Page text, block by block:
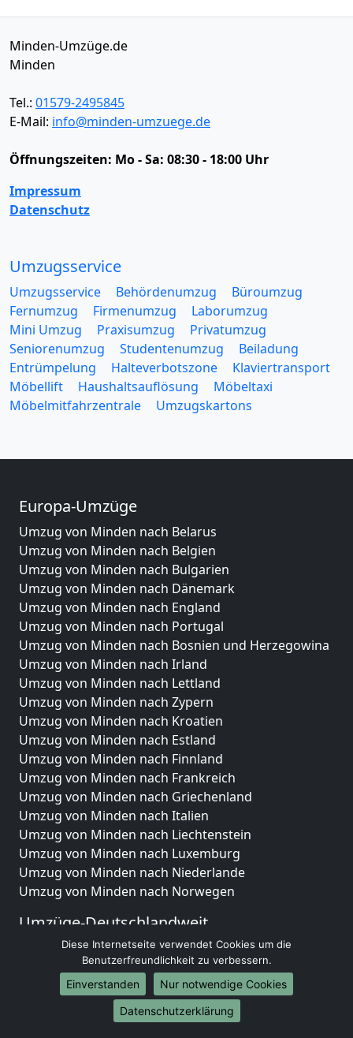
Minden-Umzüge.de
Minden
Tel.: 01579-2495845
E-Mail: info@minden-umzuege.de
Öffnungszeiten: Mo - Sa: 08:30 - 18:00 Uhr
Impressum
Datenschutz
Umzugsservice
Umzugsservice Behördenumzug
Büroumzug
Fernumzug
Firmenumzug
Laborumzug
Mini Umzug
Praxisumzug
Privatumzug
Seniorenumzug
Studentenumzug
Beiladung
Entrümpelung
Halteverbotszone
Klaviertransport
Möbellift
Haushaltsauflösung
Möbeltaxi
Möbelmitfahrzentrale
Umzugskartons
Europa-Umzüge
Umzug von Minden nach Belarus
Umzug von Minden nach Belgien
Umzug von Minden nach Bulgarien
Umzug von Minden nach Dänemark
Umzug von Minden nach England
Umzug von Minden nach Portugal
Umzug von Minden nach Bosnien und Herzegowina
Umzug von Minden nach Irland
Umzug von Minden nach Lettland
Umzug von Minden nach Zypern
Umzug von Minden nach Kroatien
Umzug von Minden nach Estland
Umzug von Minden nach Finnland
Umzug von Minden nach Frankreich
Umzug von Minden nach Griechenland
Umzug von Minden nach Italien
Umzug von Minden nach Liechtenstein
Umzug von Minden nach Luxemburg
Umzug von Minden nach Niederlande
Umzug von Minden nach Norwegen
Umzüge-Deutschlandweit
Umzug von Minden nach Berlin
Umzug von Minden nach Hamburg
Umzug von Minden nach München
Umzug von Minden nach Köln
Umzug von Minden nach Frankfurt am Main
Diese Internetseite verwendet Cookies um die
Benutzerfreundlichkeit zu verbessern.
Einverstanden
Nur notwendige Cookies
Datenschutzerklärung